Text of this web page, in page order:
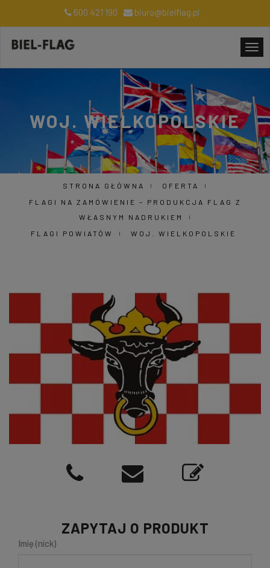
600 421 190 biuro@bielflag.pl
WOJ. WIELKOPOLSKIE
STRONA GŁÓWNA
OFERTA
FLAGI NA ZAMÓWIENIE – PRODUKCJA FLAG Z
WŁASNYM NADRUKIEM
FLAGI POWIATÓW
WOJ. WIELKOPOLSKIE
ZAPYTAJ O PRODUKT
Imię (nick)